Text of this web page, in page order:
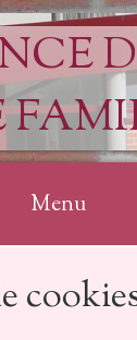
Menu